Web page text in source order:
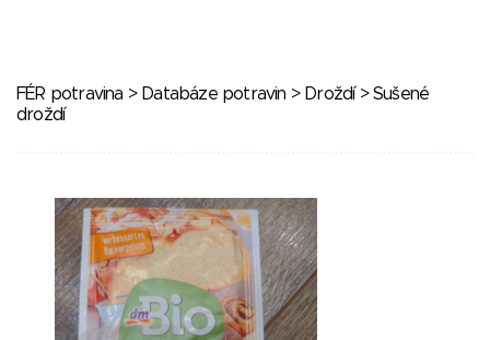
FÉR potravina > Databáze potravin > Droždí> Sušené
droždí